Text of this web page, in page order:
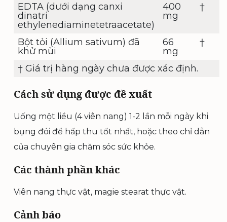
EDTA (dưới dạng canxi
dinatri
ethylenediaminetetraacetate)
400
mg
†
Bột tỏi (Allium sativum) đã
khử mùi
66
mg
†
† Giá trị hàng ngày chưa được xác định.
Cách sử dụng được đề xuất
Uống một liều (4 viên nang) 1-2 lần mỗi ngày khi
bụng đói để hấp thu tốt nhất, hoặc theo chỉ dẫn
của chuyên gia chăm sóc sức khỏe.
Các thành phần khác
Viên nang thực vật, magie stearat thực vật.
Cảnh báo